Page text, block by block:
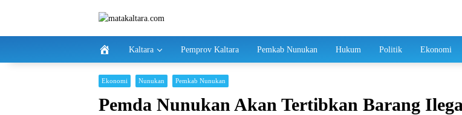
Kaltara Pemprov Kaltara Pemkab Nunukan Hukum Politik Ekonomi
Ekonomi Nunukan Pemkab Nunukan
Pemda Nunukan Akan Tertibkan Barang